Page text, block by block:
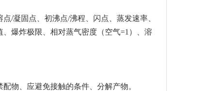
/凝固点、初沸点/沸程、闪点、蒸发速率、
爆炸极限、相对蒸气密度（空气=1）、溶
物、应避免接触的条件、分解产物。